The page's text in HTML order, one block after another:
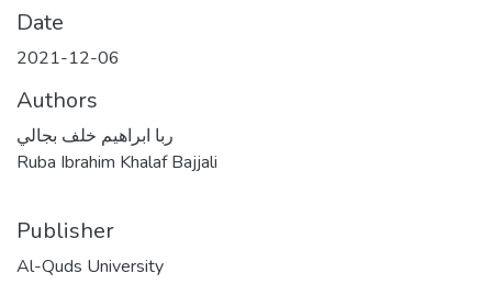
Date
2021-12-06
Authors
ربا ابراهيم خلف بجالي
Ruba Ibrahim Khalaf Bajjali
Publisher
Al-Quds University